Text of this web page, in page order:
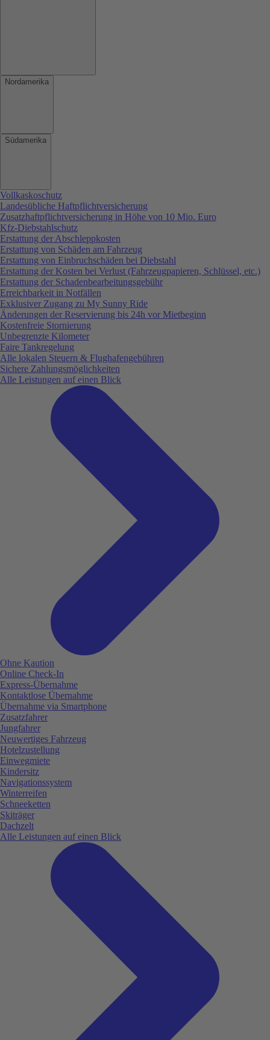
Nordamerika
Südamerika
Vollkaskoschutz
Landesübliche Haftpflichtversicherung
Zusatzhaftpflichtversicherung in Höhe von 10 Mio. Euro
Kfz-Diebstahlschutz
Erstattung der Abschleppkosten
Erstattung von Schäden am Fahrzeug
Erstattung von Einbruchschäden bei Diebstahl
Erstattung der Kosten bei Verlust (Fahrzeugpapieren, Schlüssel, etc.)
Erstattung der Schadenbearbeitungsgebühr
Erreichbarkeit in Notfällen
Exklusiver Zugang zu My Sunny Ride
Änderungen der Reservierung bis 24h vor Mietbeginn
Kostenfreie Stornierung
Unbegrenzte Kilometer
Faire Tankregelung
Alle lokalen Steuern & Flughafengebühren
Sichere Zahlungsmöglichkeiten
Alle Leistungen auf einen Blick
Ohne Kaution
Online Check-In
Express-Übernahme
Kontaktlose Übernahme
Übernahme via Smartphone
Zusatzfahrer
Jungfahrer
Neuwertiges Fahrzeug
Hotelzustellung
Einwegmiete
Kindersitz
Navigationssystem
Winterreifen
Schneeketten
Skiträger
Dachzelt
Alle Leistungen auf einen Blick